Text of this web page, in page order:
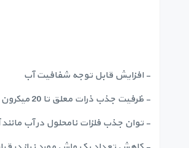
- افزایش قابل توجه شفافیت آب
- ظرفیت جذب ذرات معلق تا 20 میکرون
- توان جذب فلزات نامحلول در آب مانند